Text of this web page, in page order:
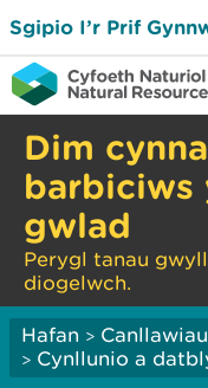
Sgipio I’r Prif
Dim
barbiciws
gwlad
Perygl tanau
diogelwch.
Hafan >
> Cynllunio a